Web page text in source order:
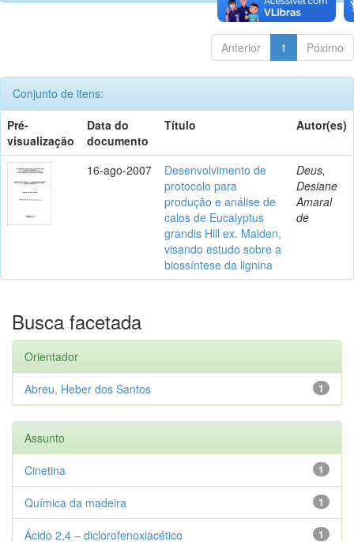
Anterior 1 Póximo
Conjunto de itens:
Pré-
visualização
Data do
documento
Título Autor(es)
16-ago-2007
Desenvolvimento de
protocolo para
produção e análise de
calos de Eucalyptus
grandis Hill ex. Maiden,
visando estudo sobre a
biossíntese da lignina
Deus,
Desiane
Amaral
de
Busca facetada
Orientador
1
Abreu, Heber dos Santos
Assunto
1
Cinetina
1
Química da madeira
1
Ácido 2,4 – diclorofenoxiacético